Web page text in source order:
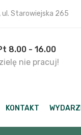
ul. Starowiejska 265
8.00 - 16.00
nie pracuj!
KONTAKT